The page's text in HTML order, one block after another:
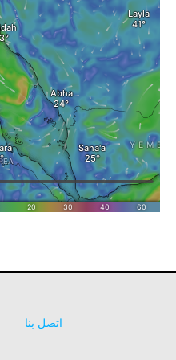
اتصل بنا